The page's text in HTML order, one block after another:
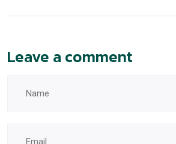
Leave a comment